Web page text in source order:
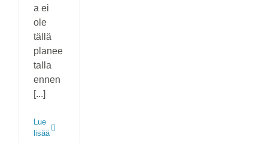
a ei
ole
tällä
planee
talla
ennen
[...]
Lue
lisää